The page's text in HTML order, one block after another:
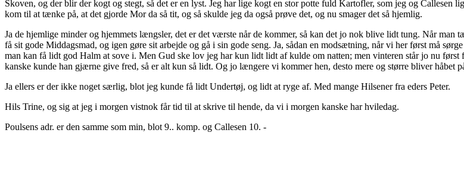
Skoven, og der blir der kogt og stegt, så det er en lyst. Jeg har lige kogt en stor potte fuld Kartofler, som jeg og Callesen
kom til at tænke på, at det gjorde Mor da så tit, og så skulde jeg da også prøve det, og nu smager det så hjemlig.
Ja de hjemlige minder og hjemmets længsler, det er det værste når de kommer, så kan det jo nok blive lidt tung. Når man
få sit gode Middagsmad, og igen gøre sit arbejde og gå i sin gode seng. Ja, sådan en modsætning, når vi her først må
man kan få lidt god Halm at sove i. Men Gud ske lov jeg har kun lidt lidt af kulde om natten; men vinteren står jo nu
kanske kunde han gjærne give fred, så er alt kun så lidt. Og jo længere vi kommer hen, desto mere og større bliver håbet
Ja ellers er der ikke noget særlig, blot jeg kunde få lidt Undertøj, og lidt at ryge af. Med mange Hilsener fra eders Peter.
Hils Trine, og sig at jeg i morgen vistnok får tid til at skrive til hende, da vi i morgen kanske har hviledag.
Poulsens adr. er den samme som min, blot 9.. komp. og Callesen 10. -